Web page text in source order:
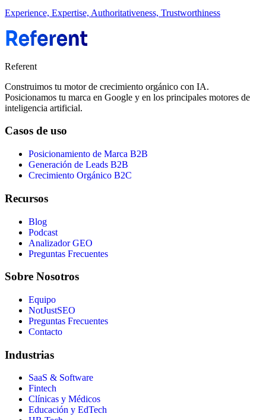
Experience, Expertise, Authoritativeness, Trustworthiness
Referent
Construimos tu motor de crecimiento orgánico con IA.
Posicionamos tu marca en Google y en los principales motores de
inteligencia artificial.
Casos de uso
Posicionamiento de Marca B2B
Generación de Leads B2B
Crecimiento Orgánico B2C
Recursos
Blog
Podcast
Analizador GEO
Preguntas Frecuentes
Sobre Nosotros
Equipo
NotJustSEO
Preguntas Frecuentes
Contacto
Industrias
SaaS & Software
Fintech
Clínicas y Médicos
Educación y EdTech